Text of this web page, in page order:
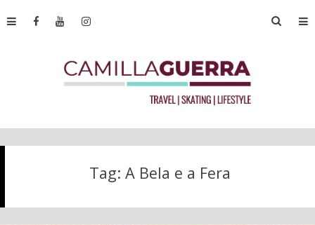
Tag: A Bela e a Fera